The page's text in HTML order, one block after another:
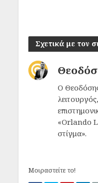
Σχετικά με τον
Ο Θεοδόσης
«Orlando
στίγμα».
Μοιραστείτε το!